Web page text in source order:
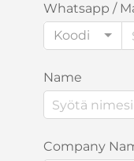
Whatsapp /
Koodi
Name
Company